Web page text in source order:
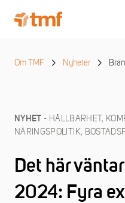
Om TMF Nyheter
NYHET
- HÅLLBARHET,
NÄRINGSPOLITIK,
Det här
2024: Fyra